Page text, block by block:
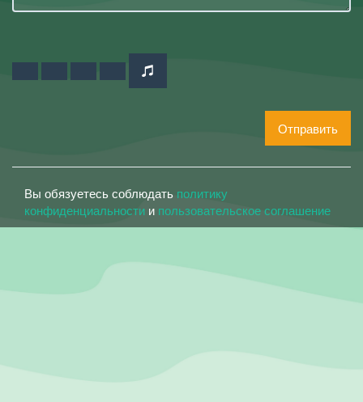
Отправить
Вы обязуетесь соблюдать политику
конфиденциальности и пользовательское соглашение